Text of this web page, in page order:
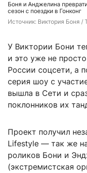
Боня и Анджелина
сезон с поездки в Гонконг
Источник: Виктория Боня /
У Виктории Бони
и это уже не
России соцсети, а
серия шоу с
вышла в Сети и
поклонников их
Проект получил
Lifestyle — так же
роликов Бони и
(экстремистская